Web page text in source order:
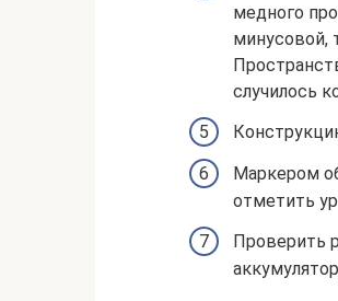
медного
минусовой,
случилось
Маркером
отметить
Проверить